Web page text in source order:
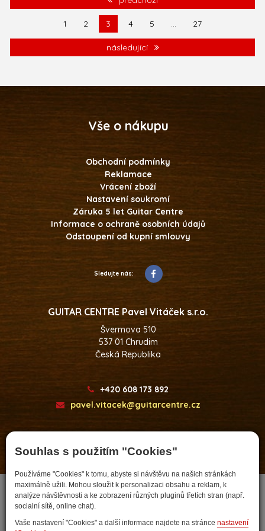
Souhlas s použitím "Cookies"
Používáme "Cookies" k tomu, abyste si návštěvu na našich stránkách
maximálně užili. Mohou sloužit k personalizaci obsahu a reklam, k
analýze návštěvnosti a ke zobrazení různých pluginů třetích stran (např.
socialní sítě, online chat).
Vaše nastavení "Cookies" a další informace najdete na stránce nastavení
1 2 3 4 5 ... 27
následující
Vše o nákupu
Obchodní podmínky
Reklamace
Vrácení zboží
Nastavení soukromí
Záruka 5 let Guitar Centre
Informace o ochraně osobních údajů
Odstoupení od kupní smlouvy
Sledujte nás:
GUITAR CENTRE Pavel Vitáček s.r.o.
Švermova 510
537 01 Chrudim
Česká Republika
+420 608 173 892
pavel.vitacek@guitarcentre.cz